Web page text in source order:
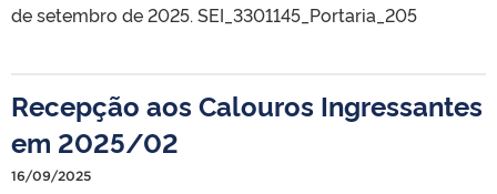
de setembro de 2025. SEI_3301145_Portaria_205
Recepção aos Calouros Ingressantes
em 2025/02
16/09/2025